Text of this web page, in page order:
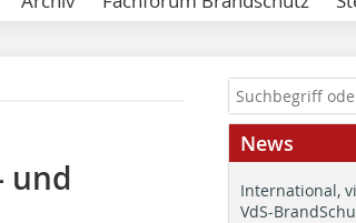
und
News
International,
VdS-